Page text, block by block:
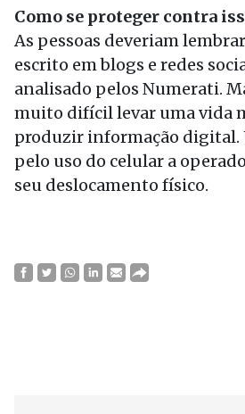
Como se proteger contra
As pessoas deveriam
escrito em blogs e redes
analisado pelos Numerati.
muito difícil levar uma vida
produzir informação digital.
pelo uso do celular a
seu deslocamento físico.